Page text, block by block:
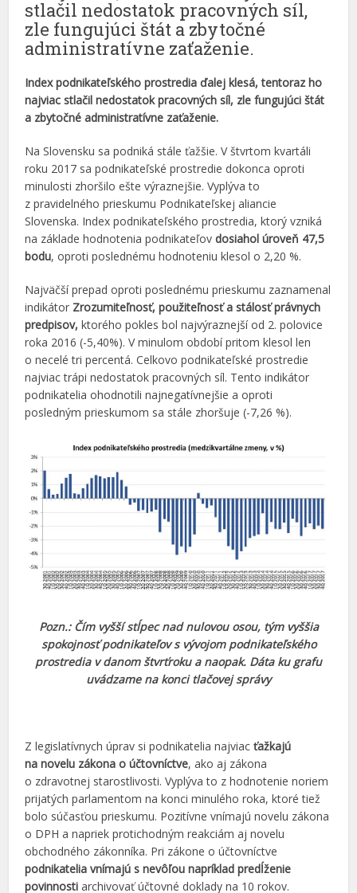
stlačil nedostatok pracovných síl,
zle fungujúci štát a zbytočné
administratívne zaťaženie.
Index podnikateľského prostredia ďalej klesá, tentoraz ho
najviac stlačil nedostatok pracovných síl, zle fungujúci štát
a zbytočné administratívne zaťaženie.
Na Slovensku sa podniká stále ťažšie. V štvrtom kvartáli
roku 2017 sa podnikateľské prostredie dokonca oproti
minulosti zhoršilo ešte výraznejšie. Vyplýva to
z pravidelného prieskumu Podnikateľskej aliancie
Slovenska. Index podnikateľského prostredia, ktorý vzniká
na základe hodnotenia podnikateľovdosiahol úroveň 47,5
bodu, oproti poslednému hodnoteniu klesol o 2,20 %.
Najväčší prepad oproti poslednému prieskumu zaznamenal
indikátor Zrozumiteľnosť, použiteľnosť a stálosť právnych
predpisov,ktorého pokles bol najvýraznejší od 2. polovice
roka 2016 (-5,40%). V minulom období pritom klesol len
o necelé tri percentá. Celkovo podnikateľské prostredie
najviac trápi nedostatok pracovných síl. Tento indikátor
podnikatelia ohodnotili najnegatívnejšie a oproti
posledným prieskumom sa stále zhoršuje (-7,26 %).
Pozn.: Čím vyšší stĺpec nad nulovou osou, tým vyššia
spokojnosť podnikateľov s vývojom podnikateľského
prostredia v danom štvrťroku a naopak. Dáta ku grafu
uvádzame na konci tlačovej správy
Z legislatívnych úprav si podnikatelia najviacťažkajú
na novelu zákona o účtovníctve, ako aj zákona
o zdravotnej starostlivosti. Vyplýva to z hodnotenie noriem
prijatých parlamentom na konci minulého roka, ktoré tiež
bolo súčasťou prieskumu. Pozitívne vnímajú novelu zákona
o DPH a napriek protichodným reakciám aj novelu
obchodného zákonníka. Pri zákone o účtovníctve
podnikatelia vnímajú s nevôľou napríklad predĺženie
povinnosti archivovať účtovné doklady na 10 rokov.